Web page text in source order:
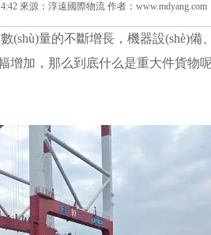
來源：淳遠國際物流 作者： www.mdyang.com
量的不斷增長，機器設(shè)備、特
增加，那么到底什么是重大件貨物